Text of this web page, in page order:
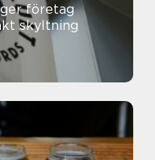
skyltning